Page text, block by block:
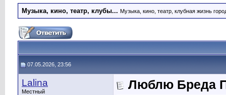
Музыка, кино, театр, клубы... Музыка, кино, театр, клубная жизнь
07.05.2026, 23:56
Lalina
Местный
Люблю Бреда